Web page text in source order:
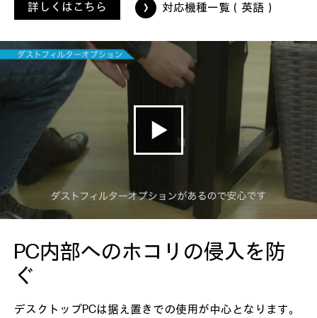
詳しくはこちら 対応機種一覧（英語）
PC内部へのホコリの侵入を防
ぐ
デスクトップPCは据え置きでの使用が中心となります。